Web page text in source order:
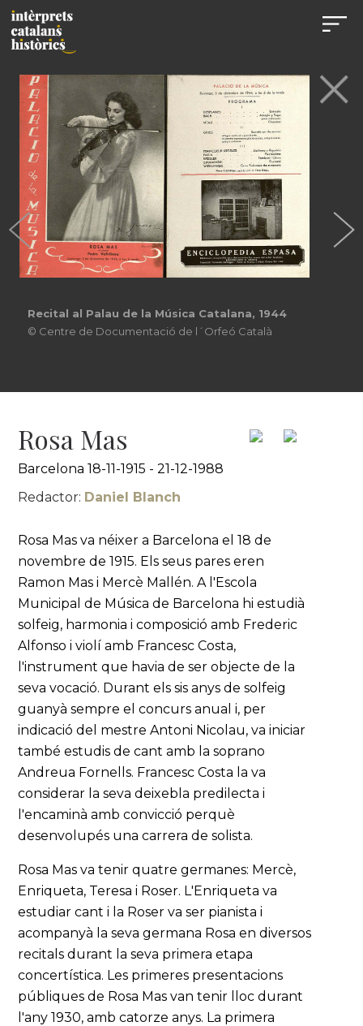
Recital al Palau de la Música Catalana, 1944
© Centre de Documentació de l´Orfeó Català
Rosa Mas
Barcelona 18-11-1915 - 21-12-1988
Redactor: Daniel Blanch
Rosa Mas va néixer a Barcelona el 18 de
novembre de 1915. Els seus pares eren
Ramon Mas i Mercè Mallén. A l'Escola
Municipal de Música de Barcelona hi estudià
solfeig, harmonia i composició amb Frederic
Alfonso i violí amb Francesc Costa,
l'instrument que havia de ser objecte de la
seva vocació. Durant els sis anys de solfeig
guanyà sempre el concurs anual i, per
indicació del mestre Antoni Nicolau, va iniciar
també estudis de cant amb la soprano
Andreua Fornells. Francesc Costa la va
considerar la seva deixebla predilecta i
l'encaminà amb convicció perquè
desenvolupés una carrera de solista.
Rosa Mas va tenir quatre germanes: Mercè,
Enriqueta, Teresa i Roser. L'Enriqueta va
estudiar cant i la Roser va ser pianista i
acompanyà la seva germana Rosa en diversos
recitals durant la seva primera etapa
concertística. Les primeres presentacions
públiques de Rosa Mas van tenir lloc durant
l'any 1930, amb catorze anys. La primera